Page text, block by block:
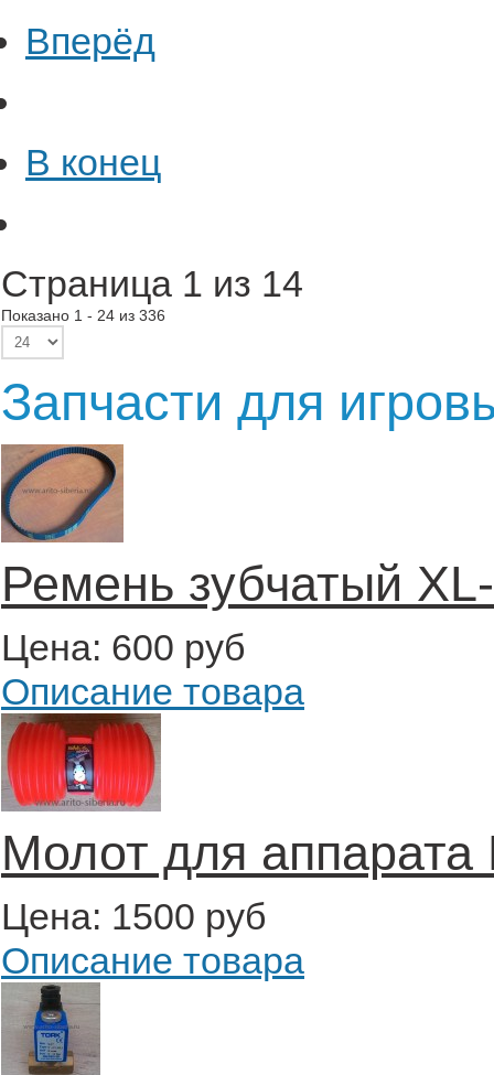
Вперёд
В конец
Страница 1 из 14
Показано 1 - 24 из 336
Запчасти для
Ремень зубчатый
Цена: 600 руб
Описание товара
Молот для аппарата
Цена: 1500 руб
Описание товара